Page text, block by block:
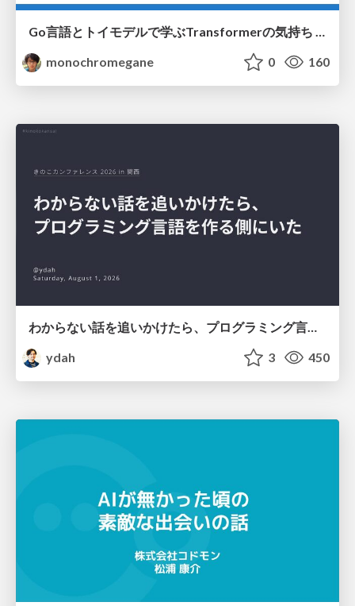
monochromegane
0 160
わからない話を追いかけたら、プログラミング言語を作る側にいた
ydah
3 450